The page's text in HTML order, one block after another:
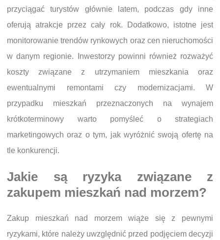
przyciągać turystów głównie latem, podczas gdy inne
oferują atrakcje przez cały rok. Dodatkowo, istotne jest
monitorowanie trendów rynkowych oraz cen nieruchomości
w danym regionie. Inwestorzy powinni również rozważyć
koszty związane z utrzymaniem mieszkania oraz
ewentualnymi remontami czy modernizacjami. W
przypadku mieszkań przeznaczonych na wynajem
krótkoterminowy warto pomyśleć o strategiach
marketingowych oraz o tym, jak wyróżnić swoją ofertę na
tle konkurencji.
Jakie są ryzyka związane z
zakupem mieszkań nad morzem?
Zakup mieszkań nad morzem wiąże się z pewnymi
ryzykami, które należy uwzględnić przed podjęciem decyzji